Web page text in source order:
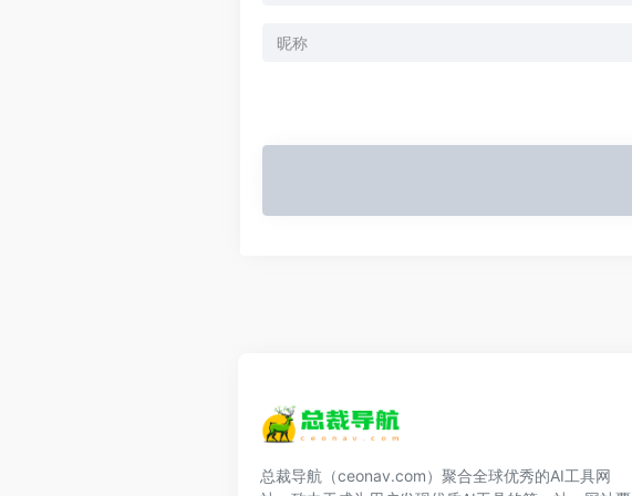
总裁导航（ceonav.com）聚合全球优秀的AI工具网